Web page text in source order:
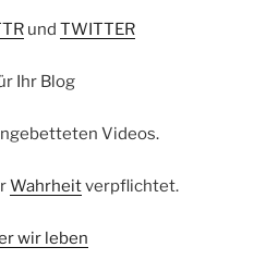
und TWITTER
Ihr Blog
Videos.
Wahrheitverpflichtet.
wir leben